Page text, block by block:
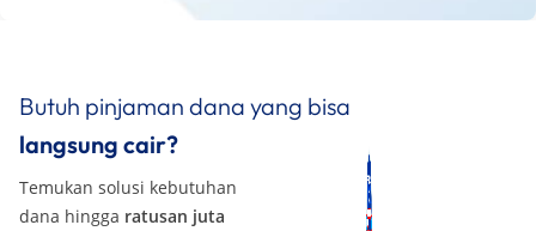
Butuh pinjaman dana yang bisa
langsung cair?
Temukan solusi kebutuhan
dana hingga ratusan juta